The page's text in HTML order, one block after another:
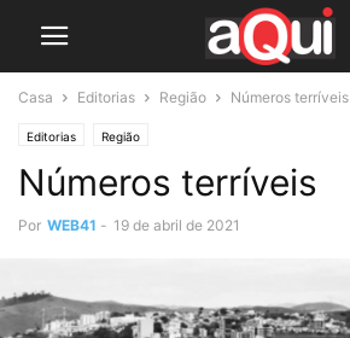
Casa Editorias Região Números terríveis
Editorias Região
Números terríveis
Por WEB41 - 19 de abril de 2021